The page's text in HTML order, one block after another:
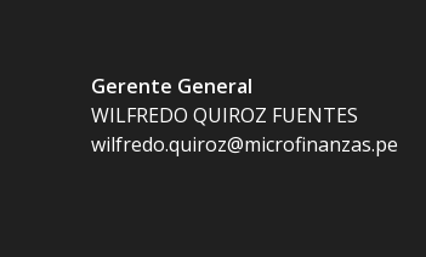
Gerente General
WILFREDO QUIROZ FUENTES
wilfredo.quiroz@microfinanzas.pe